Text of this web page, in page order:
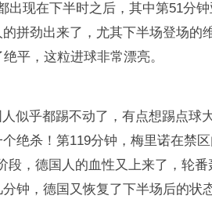
出现在下半时之后，其中第51分
拼劲出来了，尤其下半场登场的
平，这粒进球非常漂亮。
似乎都踢不动了，有点想踢点球
绝杀！第119分钟，梅里诺在禁
段，德国人的血性又上来了，轮番
钟，德国又恢复了下半场后的状